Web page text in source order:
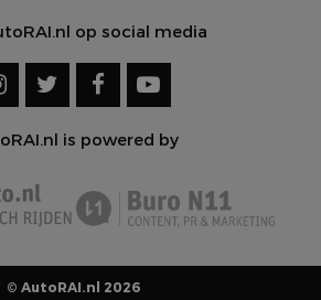
op social media
is powered by
© AutoRAI.nl 2026